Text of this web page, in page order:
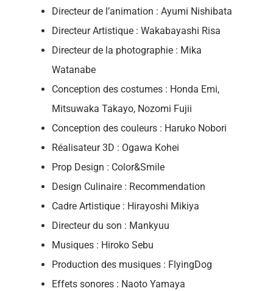
Directeur de l’animation : Ayumi Nishibata
Directeur Artistique : Wakabayashi Risa
Directeur de la photographie : Mika
Watanabe
Conception des costumes : Honda Emi,
Mitsuwaka Takayo, Nozomi Fujii
Conception des couleurs : Haruko Nobori
Réalisateur 3D : Ogawa Kohei
Prop Design : Color&Smile
Design Culinaire : Recommendation
Cadre Artistique : Hirayoshi Mikiya
Directeur du son : Mankyuu
Musiques : Hiroko Sebu
Production des musiques : FlyingDog
Effets sonores : Naoto Yamaya